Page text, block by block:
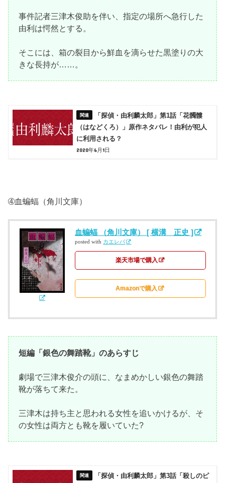
事件記者三津木俊助を伴い、指定の場所へ急行した
由利は愕然とする。
そこには、箱の裂目から鮮血を滴らせた黒塗りの大
きな長持が……。
「探偵・由利麟太郎」第1話「花髑髏
（はなどくろ）」原作ネタバレ！由利が犯人
に利用される？
2020年6月1日
➃血蝙蝠（角川文庫）
血蝙蝠 （角川文庫） [ 横溝 正史 ]
posted with カエレバ
楽天市場で購入
Amazonで購入
短編「銀色の舞踏靴」のあらすじ
劇場で三津木俊介の頭に、なまめかしい銀色の舞踏
靴が落ちて来た。
三津木は持ち主と思われる女性を追いかけるが、そ
の女性は両方とも靴を履いていた?
「探偵・由利麟太郎」第3話「殺しのピ